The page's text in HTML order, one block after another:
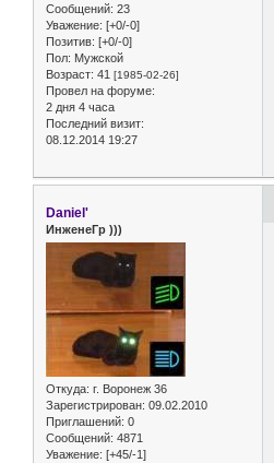
Сообщений: 23
Уважение: [+0/-0]
Позитив: [+0/-0]
Пол: Мужской
Возраст: 41 [1985-02-26]
Провел на форуме:
2 дня 4 часа
Последний визит:
08.12.2014 19:27
Daniel'
ИнженеГр )))
Откуда: г. Воронеж 36
Зарегистрирован: 09.02.2010
Приглашений: 0
Сообщений: 4871
Уважение: [+45/-1]